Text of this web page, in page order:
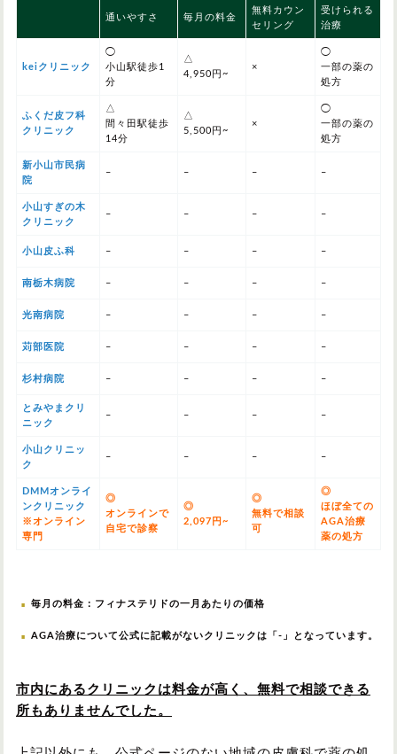
通いやすさ 毎月の料金
無料カウン
セリング
受けられる
治療
keiクリニック
◯
小山駅徒歩1
分
△
4,950円~
×
◯
一部の薬の
処方
ふくだ皮フ科
クリニック
△
間々田駅徒歩
14分
△
5,500円~
×
◯
一部の薬の
処方
新小山市民病
院
– – – –
小山すぎの木
クリニック
– – – –
小山皮ふ科 – – – –
南栃木病院 – – – –
光南病院 – – – –
苅部医院 – – – –
杉村病院 – – – –
とみやまクリ
ニック
– – – –
小山クリニッ
ク
– – – –
DMMオンライ
ンクリニック
※オンライン
専門
◎
オンラインで
自宅で診察
◎
2,097円~
◎
無料で相談
可
◎
ほぼ全ての
AGA治療
薬の処方
毎月の料金：フィナステリドの一月あたりの価格
AGA治療について公式に記載がないクリニックは「-」となっています。
市内にあるクリニックは料金が高く、無料で相談できる
所もありませんでした。